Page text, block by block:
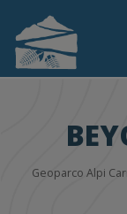
Geoparco Alpi